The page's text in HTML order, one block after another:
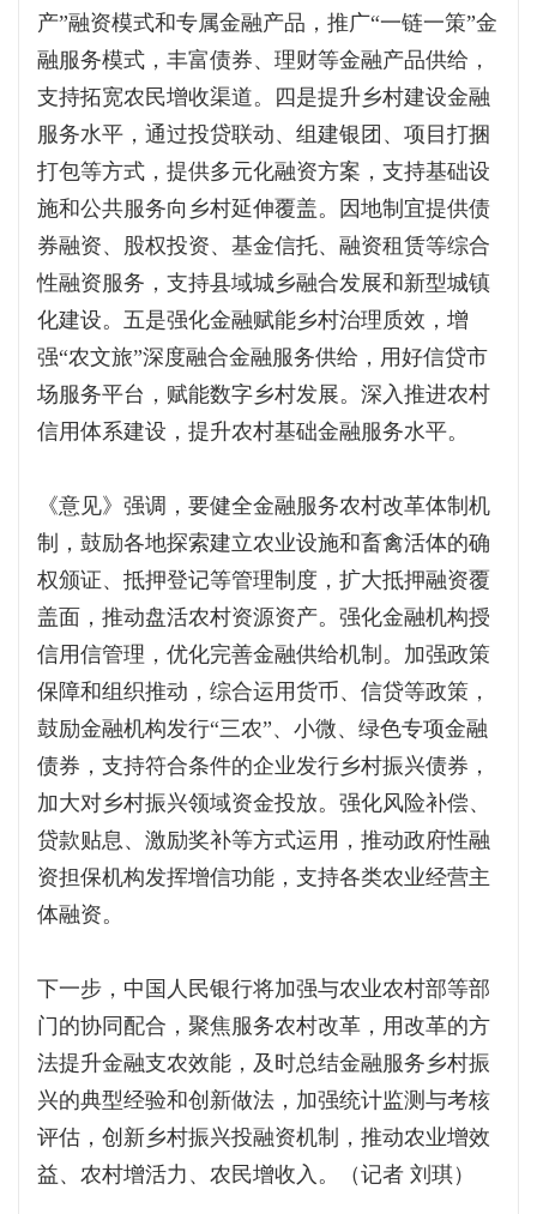
产”融资模式和专属金融产品，推广“一链一策”金
融服务模式，丰富债券、理财等金融产品供给，
支持拓宽农民增收渠道。四是提升乡村建设金融
服务水平，通过投贷联动、组建银团、项目打捆
打包等方式，提供多元化融资方案，支持基础设
施和公共服务向乡村延伸覆盖。因地制宜提供债
券融资、股权投资、基金信托、融资租赁等综合
性融资服务，支持县域城乡融合发展和新型城镇
化建设。五是强化金融赋能乡村治理质效，增
强“农文旅”深度融合金融服务供给，用好信贷市
场服务平台，赋能数字乡村发展。深入推进农村
信用体系建设，提升农村基础金融服务水平。
《意见》强调，要健全金融服务农村改革体制机
制，鼓励各地探索建立农业设施和畜禽活体的确
权颁证、抵押登记等管理制度，扩大抵押融资覆
盖面，推动盘活农村资源资产。强化金融机构授
信用信管理，优化完善金融供给机制。加强政策
保障和组织推动，综合运用货币、信贷等政策，
鼓励金融机构发行“三农”、小微、绿色专项金融
债券，支持符合条件的企业发行乡村振兴债券，
加大对乡村振兴领域资金投放。强化风险补偿、
贷款贴息、激励奖补等方式运用，推动政府性融
资担保机构发挥增信功能，支持各类农业经营主
体融资。
下一步，中国人民银行将加强与农业农村部等部
门的协同配合，聚焦服务农村改革，用改革的方
法提升金融支农效能，及时总结金融服务乡村振
兴的典型经验和创新做法，加强统计监测与考核
评估，创新乡村振兴投融资机制，推动农业增效
益、农村增活力、农民增收入。（记者 刘琪）